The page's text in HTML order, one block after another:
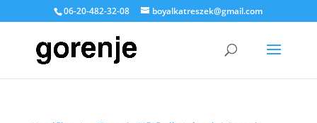
06-20-482-32-08 boyalkatreszek@gmail.com